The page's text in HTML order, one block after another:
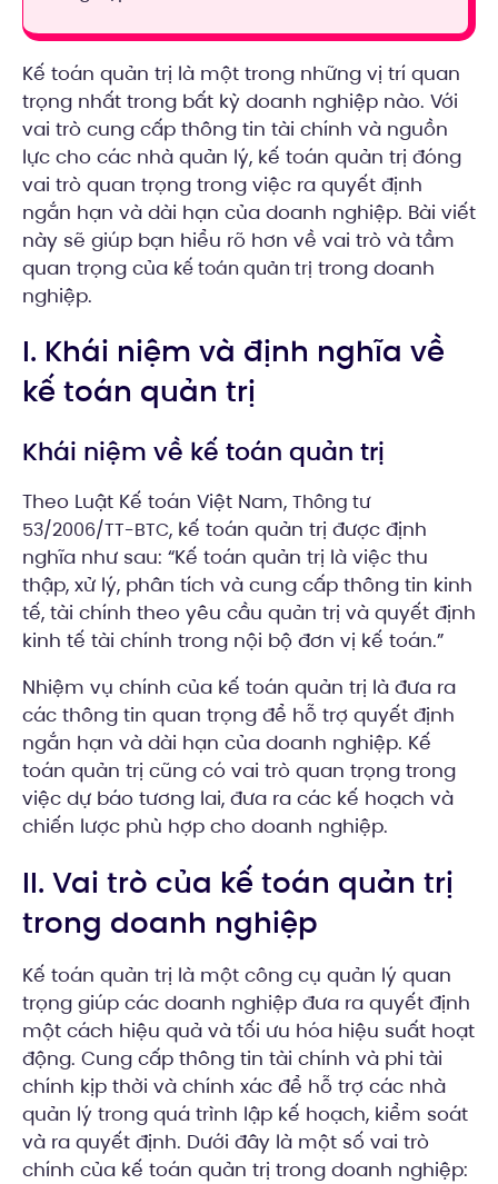
Kế toán quản trị là một trong những vị trí quan
trọng nhất trong bất kỳ doanh nghiệp nào. Với
vai trò cung cấp thông tin tài chính và nguồn
lực cho các nhà quản lý, kế toán quản trị đóng
vai trò quan trọng trong việc ra quyết định
ngắn hạn và dài hạn của doanh nghiệp. Bài viết
này sẽ giúp bạn hiểu rõ hơn về vai trò và tầm
quan trọng của kế toán quản trị trong doanh
nghiệp.
I. Khái niệm và định nghĩa về
kế toán quản trị
Khái niệm về kế toán quản trị
Theo Luật Kế toán Việt Nam, Thông tư
53/2006/TT-BTC, kế toán quản trị được định
nghĩa như sau: “Kế toán quản trị là việc thu
thập, xử lý, phân tích và cung cấp thông tin kinh
tế, tài chính theo yêu cầu quản trị và quyết định
kinh tế tài chính trong nội bộ đơn vị kế toán.”
Nhiệm vụ chính của kế toán quản trị là đưa ra
các thông tin quan trọng để hỗ trợ quyết định
ngắn hạn và dài hạn của doanh nghiệp. Kế
toán quản trị cũng có vai trò quan trọng trong
việc dự báo tương lai, đưa ra các kế hoạch và
chiến lược phù hợp cho doanh nghiệp.
II. Vai trò của kế toán quản trị
trong doanh nghiệp
Kế toán quản trị là một công cụ quản lý quan
trọng giúp các doanh nghiệp đưa ra quyết định
một cách hiệu quả và tối ưu hóa hiệu suất hoạt
động. Cung cấp thông tin tài chính và phi tài
chính kịp thời và chính xác để hỗ trợ các nhà
quản lý trong quá trình lập kế hoạch, kiểm soát
và ra quyết định. Dưới đây là một số vai trò
chính của kế toán quản trị trong doanh nghiệp: